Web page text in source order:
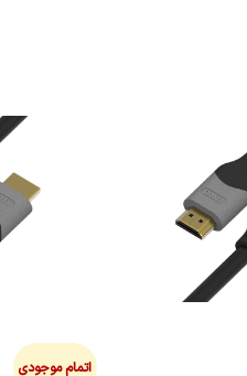
اتمام موجودی